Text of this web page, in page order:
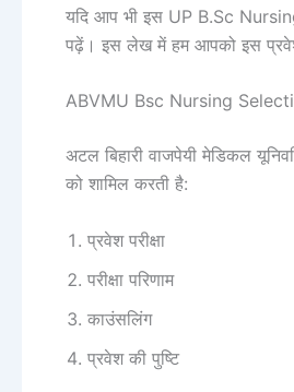
यदि आप भी इस UP B.Sc
पढ़ें। इस लेख में हम आपको इस प्रवेश
ABVMU Bsc Nursing
अटल बिहारी वाजपेयी मेडिकल
को शामिल करती है:
प्रवेश परीक्षा
परीक्षा परिणाम
काउंसलिंग
प्रवेश की पुष्टि